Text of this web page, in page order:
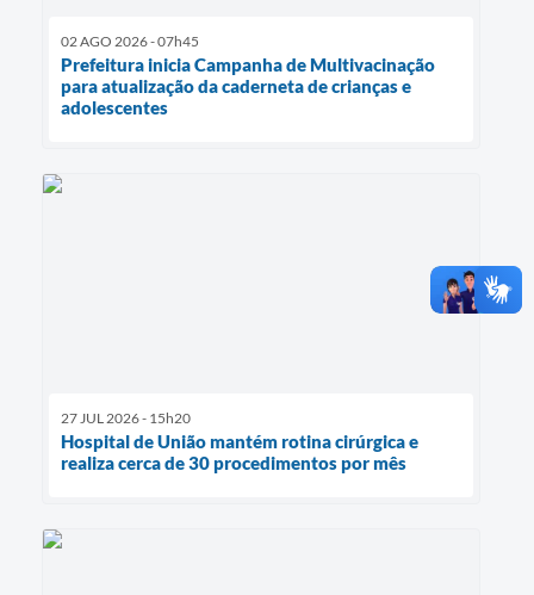
02 AGO 2026 - 07h45
Prefeitura inicia Campanha de Multivacinação
para atualização da caderneta de crianças e
adolescentes
27 JUL 2026 - 15h20
Hospital de União mantém rotina cirúrgica e
realiza cerca de 30 procedimentos por mês